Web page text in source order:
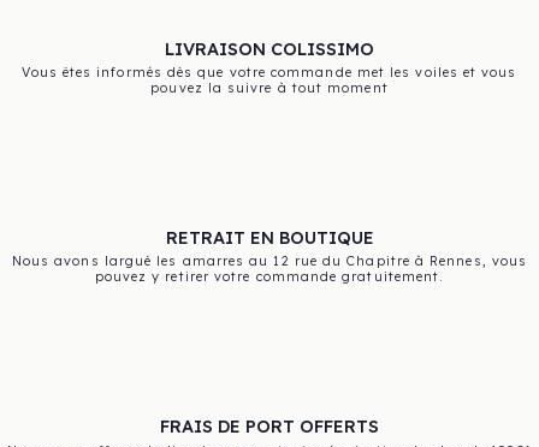
LIVRAISON COLISSIMO
Vous êtes informés dès que votre commande met les voiles et vous
pouvez la suivre à tout moment
RETRAIT EN BOUTIQUE
Nous avons largué les amarres au 12 rue du Chapitre à Rennes, vous
pouvez y retirer votre commande gratuitement.
FRAIS DE PORT OFFERTS